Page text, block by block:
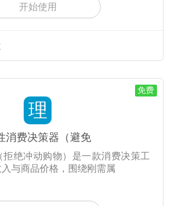
开始使用
免费
理
消费决策器（避免
拒绝冲动购物）是一款消费决策工
与商品价格，围绕刚需属